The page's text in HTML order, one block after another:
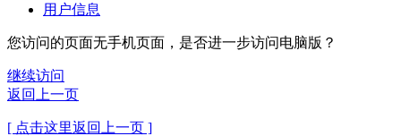
用户信息
您访问的页面无手机页面，是否进一步访问电脑版？
继续访问
返回上一页
[ 点击这里返回上一页 ]